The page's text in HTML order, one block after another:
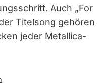
Auch „For
Titelsong gehören
jeder Metallica-